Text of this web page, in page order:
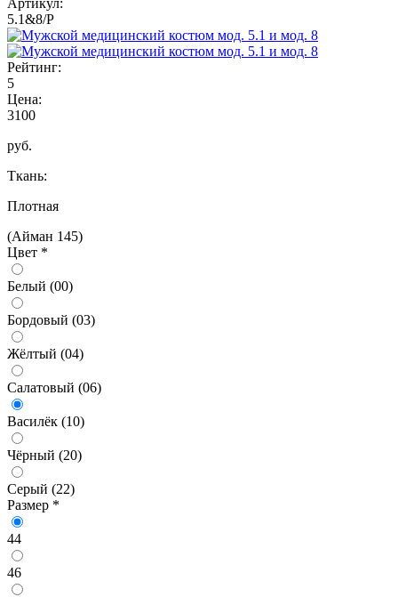
5.1&8/P
Рейтинг:
5
Цена:
3100
руб.
Ткань:
Плотная
(Айман 145)
Цвет *
Белый (00)
Бордовый (03)
Жёлтый (04)
Салатовый (06)
Василёк (10)
Чёрный (20)
Серый (22)
Размер *
44
46